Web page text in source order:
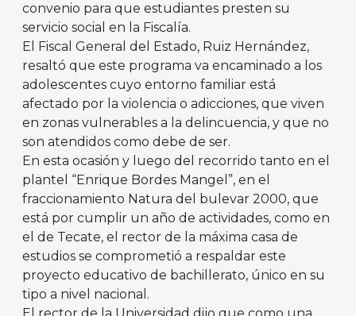
convenio para que estudiantes presten su
servicio social en la Fiscalía.
El Fiscal General del Estado, Ruiz Hernández,
resaltó que este programa va encaminado a los
adolescentes cuyo entorno familiar está
afectado por la violencia o adicciones, que viven
en zonas vulnerables a la delincuencia, y que no
son atendidos como debe de ser.
En esta ocasión y luego del recorrido tanto en el
plantel “Enrique Bordes Mangel”, en el
fraccionamiento Natura del bulevar 2000, que
está por cumplir un año de actividades, como en
el de Tecate, el rector de la máxima casa de
estudios se comprometió a respaldar este
proyecto educativo de bachillerato, único en su
tipo a nivel nacional.